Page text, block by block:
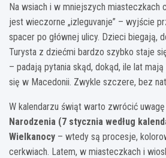
Na wsiach i w mniejszych miasteczkach
jest wieczorne „izleguvanje” – wyjście
spacer po głównej ulicy. Dzieci biegają,
Turysta z dziećmi bardzo szybko staje
– padają pytania skąd, dokąd, ile lat
się w Macedonii. Zwykle szczere, bez
W kalendarzu świąt warto zwrócić
Narodzenia (7 stycznia według
Wielkanocy – wtedy są procesje,
cerkwiach. Latem, w miasteczkach i